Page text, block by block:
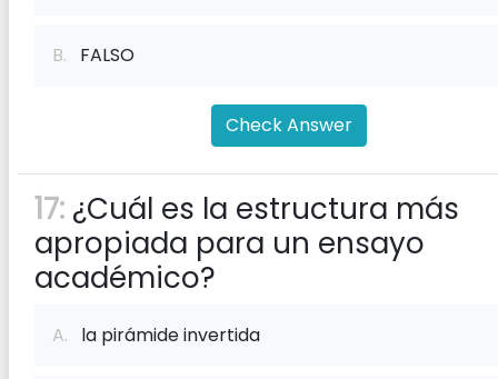
B. FALSO
Check Answer
17: ¿Cuál es la estructura más
apropiada para un ensayo
académico?
A. la pirámide invertida